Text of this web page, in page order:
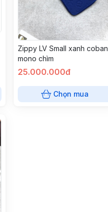
Zippy LV Small xanh coban
mono chìm
25.000.000đ
Chọn mua